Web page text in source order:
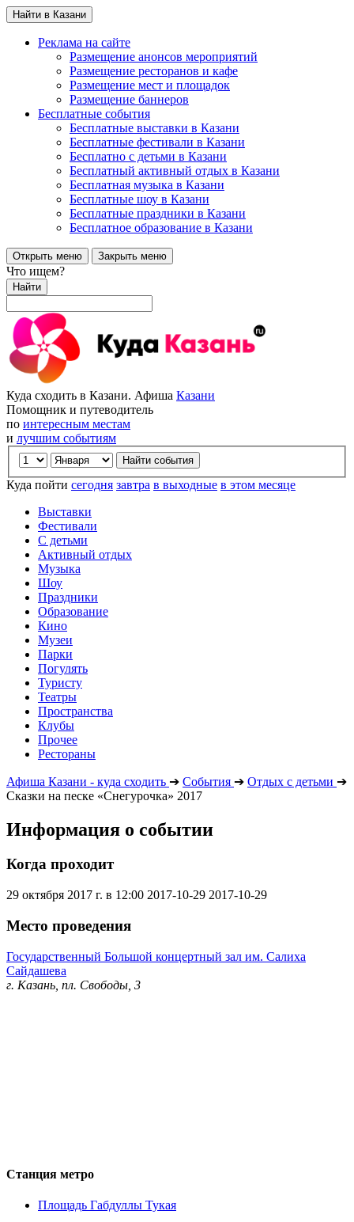
Найти в Казани
Реклама на сайте
Размещение анонсов мероприятий
Размещение ресторанов и кафе
Размещение мест и площадок
Размещение баннеров
Бесплатные события
Бесплатные выставки в Казани
Бесплатные фестивали в Казани
Бесплатно с детьми в Казани
Бесплатный активный отдых в Казани
Бесплатная музыка в Казани
Бесплатные шоу в Казани
Бесплатные праздники в Казани
Бесплатное образование в Казани
Открыть меню Закрыть меню
Что ищем?
Найти
Куда сходить в Казани. Афиша Казани
Помощник и путеводитель
по интересным местам
и лучшим событиям
Куда пойти сегодня завтра в выходные в этом месяце
Выставки
Фестивали
С детьми
Активный отдых
Музыка
Шоу
Праздники
Образование
Кино
Музеи
Парки
Погулять
Туристу
Театры
Пространства
Клубы
Прочее
Рестораны
Афиша Казани - куда сходить ➔ События ➔ Отдых с детьми ➔
Сказки на песке «Снегурочка» 2017
Информация о событии
Когда проходит
29 октября 2017 г. в 12:00 2017-10-29 2017-10-29
Место проведения
Государственный Большой концертный зал им. Салиха
Сайдашева
г. Казань, пл. Свободы, 3
Станция метро
Площадь Габдуллы Тукая